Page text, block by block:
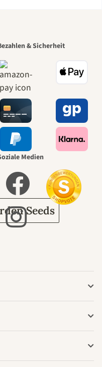
uns
Seeds
& Sicherheit
Medien